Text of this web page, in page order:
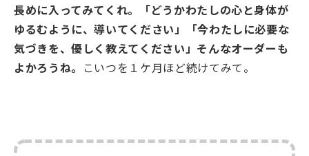
長めに入ってみてくれ。「どうかわたしの心と身体が
ゆるむように、導いてください」「今わたしに必要な
気づきを、優しく教えてください」そんなオーダーも
よかろうね。 こいつを１ケ月ほど続けてみて。